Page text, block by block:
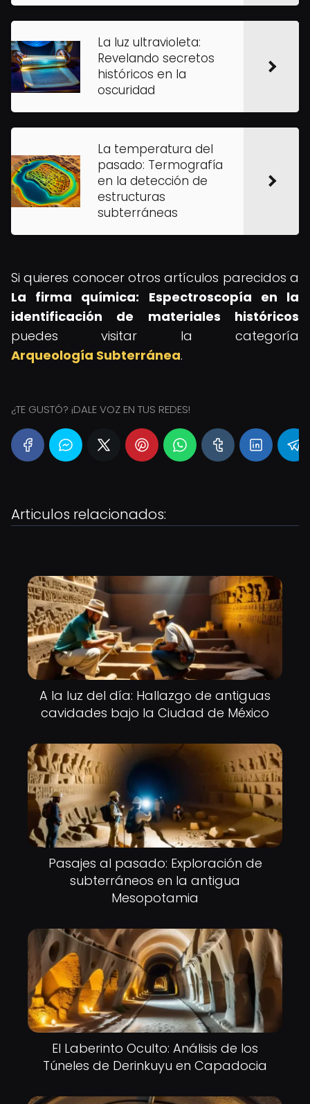
La luz ultravioleta:
Revelando secretos
históricos en la
oscuridad
La temperatura del
pasado: Termografía
en la detección de
estructuras
subterráneas
Si quieres conocer otros artículos parecidos a
La firma química: Espectroscopía en la
identificación de materiales históricos
puedes visitar la categoría
Arqueología Subterránea.
¿TE GUSTÓ? ¡DALE VOZ EN TUS REDES!
Articulos relacionados:
A la luz del día: Hallazgo de antiguas
cavidades bajo la Ciudad de México
Pasajes al pasado: Exploración de
subterráneos en la antigua
Mesopotamia
El Laberinto Oculto: Análisis de los
Túneles de Derinkuyu en Capadocia